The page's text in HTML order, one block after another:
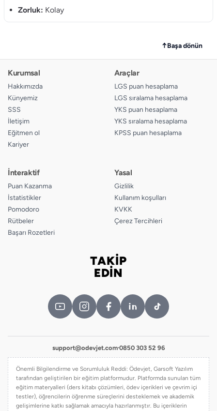
Zorluk: Kolay
↑Başa dönün
Kurumsal
Hakkımızda
Künyemiz
SSS
İletişim
Eğitmen ol
Kariyer
Araçlar
LGS puan hesaplama
LGS sıralama hesaplama
YKS puan hesaplama
YKS sıralama hesaplama
KPSS puan hesaplama
İnteraktif
Puan Kazanma
İstatistikler
Pomodoro
Rütbeler
Başarı Rozetleri
Yasal
Gizlilik
Kullanım koşulları
KVKK
Çerez Tercihleri
TAKİP
EDİN
support@odevjet.com·0850 303 52 96
Önemli Bilgilendirme ve Sorumluluk Reddi: Ödevjet, Garsoft Yazılım
tarafından geliştirilen bir eğitim platformudur. Platformda sunulan tüm
eğitim materyalleri (ders kitabı çözümleri, ödev içerikleri ve çevrim içi
testler), öğrencilerin öğrenme süreçlerini desteklemek ve akademik
gelişimlerine katkı sağlamak amacıyla hazırlanmıştır. Bu içeriklerin